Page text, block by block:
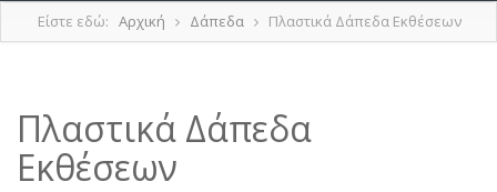
Είστε εδώ: Αρχική Δάπεδα Πλαστικά Δάπεδα Εκθέσεων
Πλαστικά Δάπεδα
Εκθέσεων